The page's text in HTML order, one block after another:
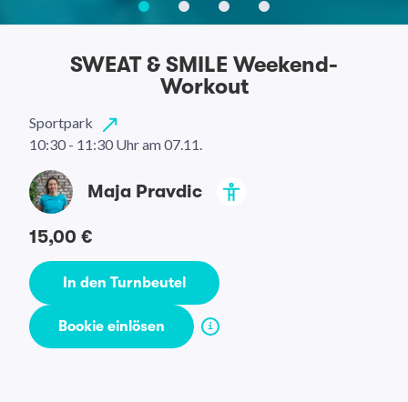
SWEAT & SMILE Weekend-
Workout
Sportpark
10:30 - 11:30 Uhram 07.11.
Maja Pravdic
15,00 €
In den Turnbeutel
Bookie einlösen i